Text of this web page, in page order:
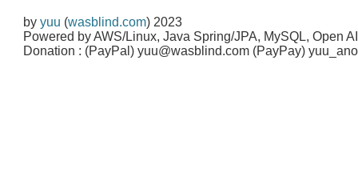
byyuu (wasblind.com) 2023
Powered by AWS/Linux, Java Spring/JPA, MySQL, Open
Donation : (PayPal) yuu@wasblind.com (PayPay)